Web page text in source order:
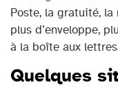
Poste, la gratuité,
plus d’enveloppe,
à la boîte aux
Quelques